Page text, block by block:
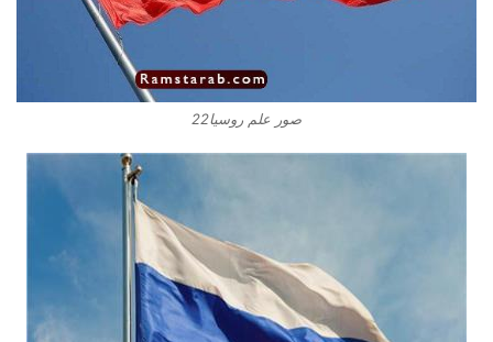
صور علم روسيا22